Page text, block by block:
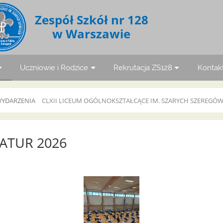
Zespół Szkół nr 128
w Warszawie
Uczniowie i Rodzice Rekrutacja ZS128
CLXII LICEUM OGÓLNOKSZTAŁCĄCE IM. SZARYCH
2026